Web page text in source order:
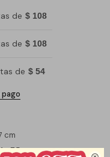
de $ 108
de $ 108
de $ 54
pago
cm
x 7,5 cm